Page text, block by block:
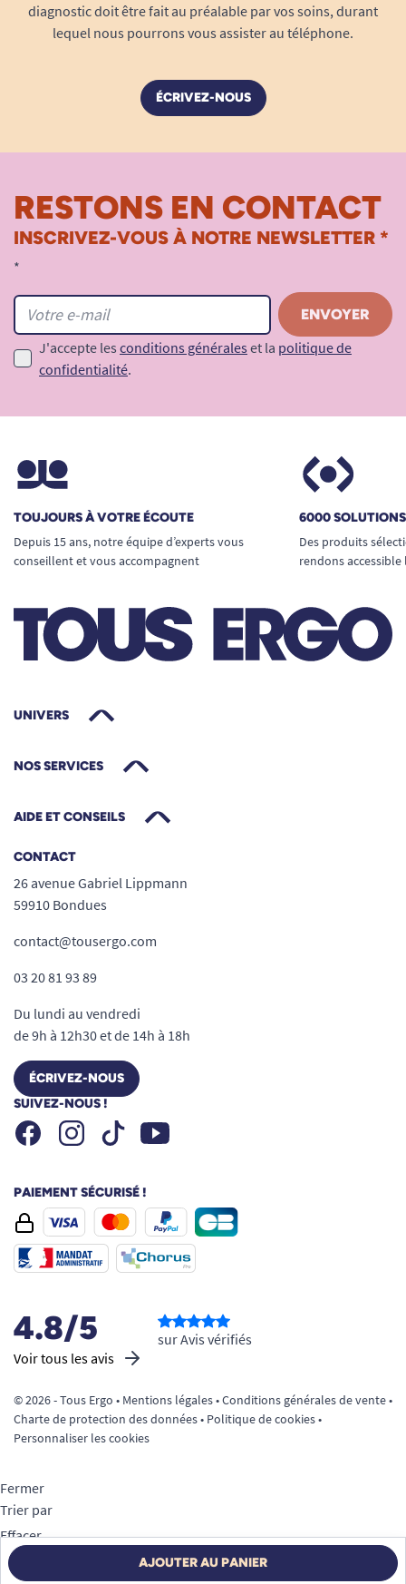
diagnostic doit être fait au préalable par vos soins, durant
lequel nous pourrons vous assister au téléphone.
ÉCRIVEZ-NOUS
RESTONS EN CONTACT
INSCRIVEZ-VOUS À NOTRE NEWSLETTER *
*
J'accepte les conditions générales et la politique de
confidentialité.
TOUJOURS À VOTRE ÉCOUTE
Depuis 15 ans, notre équipe d’experts vous
conseillent et vous accompagnent
6000
Des produits
rendons
UNIVERS
NOS SERVICES
AIDE ET CONSEILS
CONTACT
26 avenue Gabriel Lippmann
59910 Bondues
contact@tousergo.com
03 20 81 93 89
Du lundi au vendredi
de 9h à 12h30 et de 14h à 18h
ÉCRIVEZ-NOUS
SUIVEZ-NOUS !
FacebookInstagramTiktok Youtube
PAIEMENT SÉCURISÉ !
4.8/5
Voir tous les avis
sur Avis vérifiés
© 2026 - Tous Ergo • Mentions légales•Conditions générales de vente•
Charte de protection des données• Politique de cookies•
Personnaliser les cookies
AJOUTER AU PANIER
Fermer
Trier par
Effacer
Appliquer
Filtrer